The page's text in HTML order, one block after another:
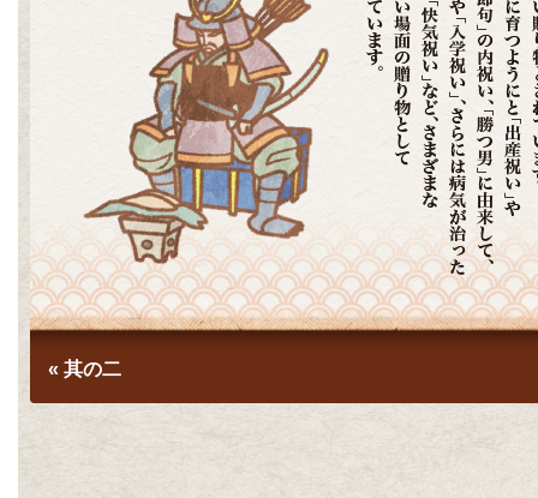
削りぶし かつおパック 煮干 粉末
« 其の二